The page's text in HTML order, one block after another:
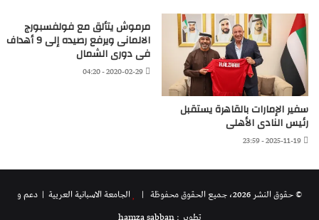
سفير الإمارات بالقاهرة يستقبل
رئيس النادى الأهلى
2025-11-19 - 23:59
مرموش يتألق مع فولفسبورج
الالمانى ويرفع رصيده إلى 9 أهداف
فى دورى الشمال
2020-02-29 - 04:20
© حقوق النشر 2026، جميع الحقوق محفوظة | الجامعة الاسبانية العريية | دعم و